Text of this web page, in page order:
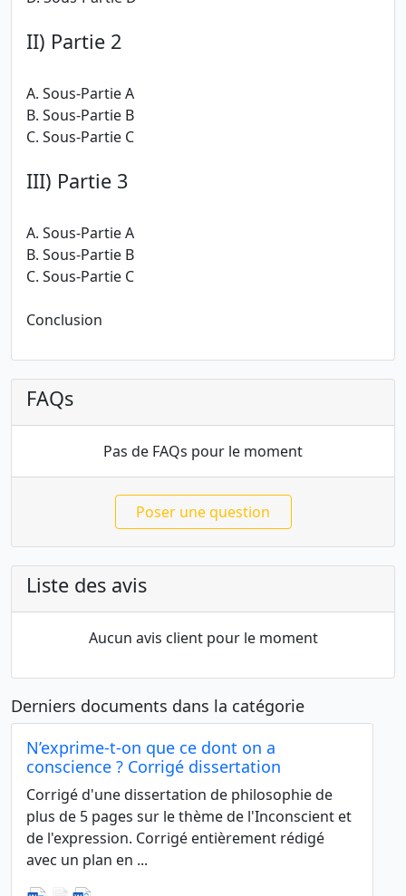
II) Partie 2
A. Sous-Partie A
B. Sous-Partie B
C. Sous-Partie C
III) Partie 3
A. Sous-Partie A
B. Sous-Partie B
C. Sous-Partie C
Conclusion
FAQs
Pas de FAQs pour le moment
Poser une question
Liste des avis
Aucun avis client pour le moment
Derniers documents dans la catégorie
N’exprime-t-on que ce dont on a
conscience ? Corrigé dissertation
Corrigé d'une dissertation de philosophie de
plus de 5 pages sur le thème de l'Inconscient et
de l'expression. Corrigé entièrement rédigé
avec un plan en ...